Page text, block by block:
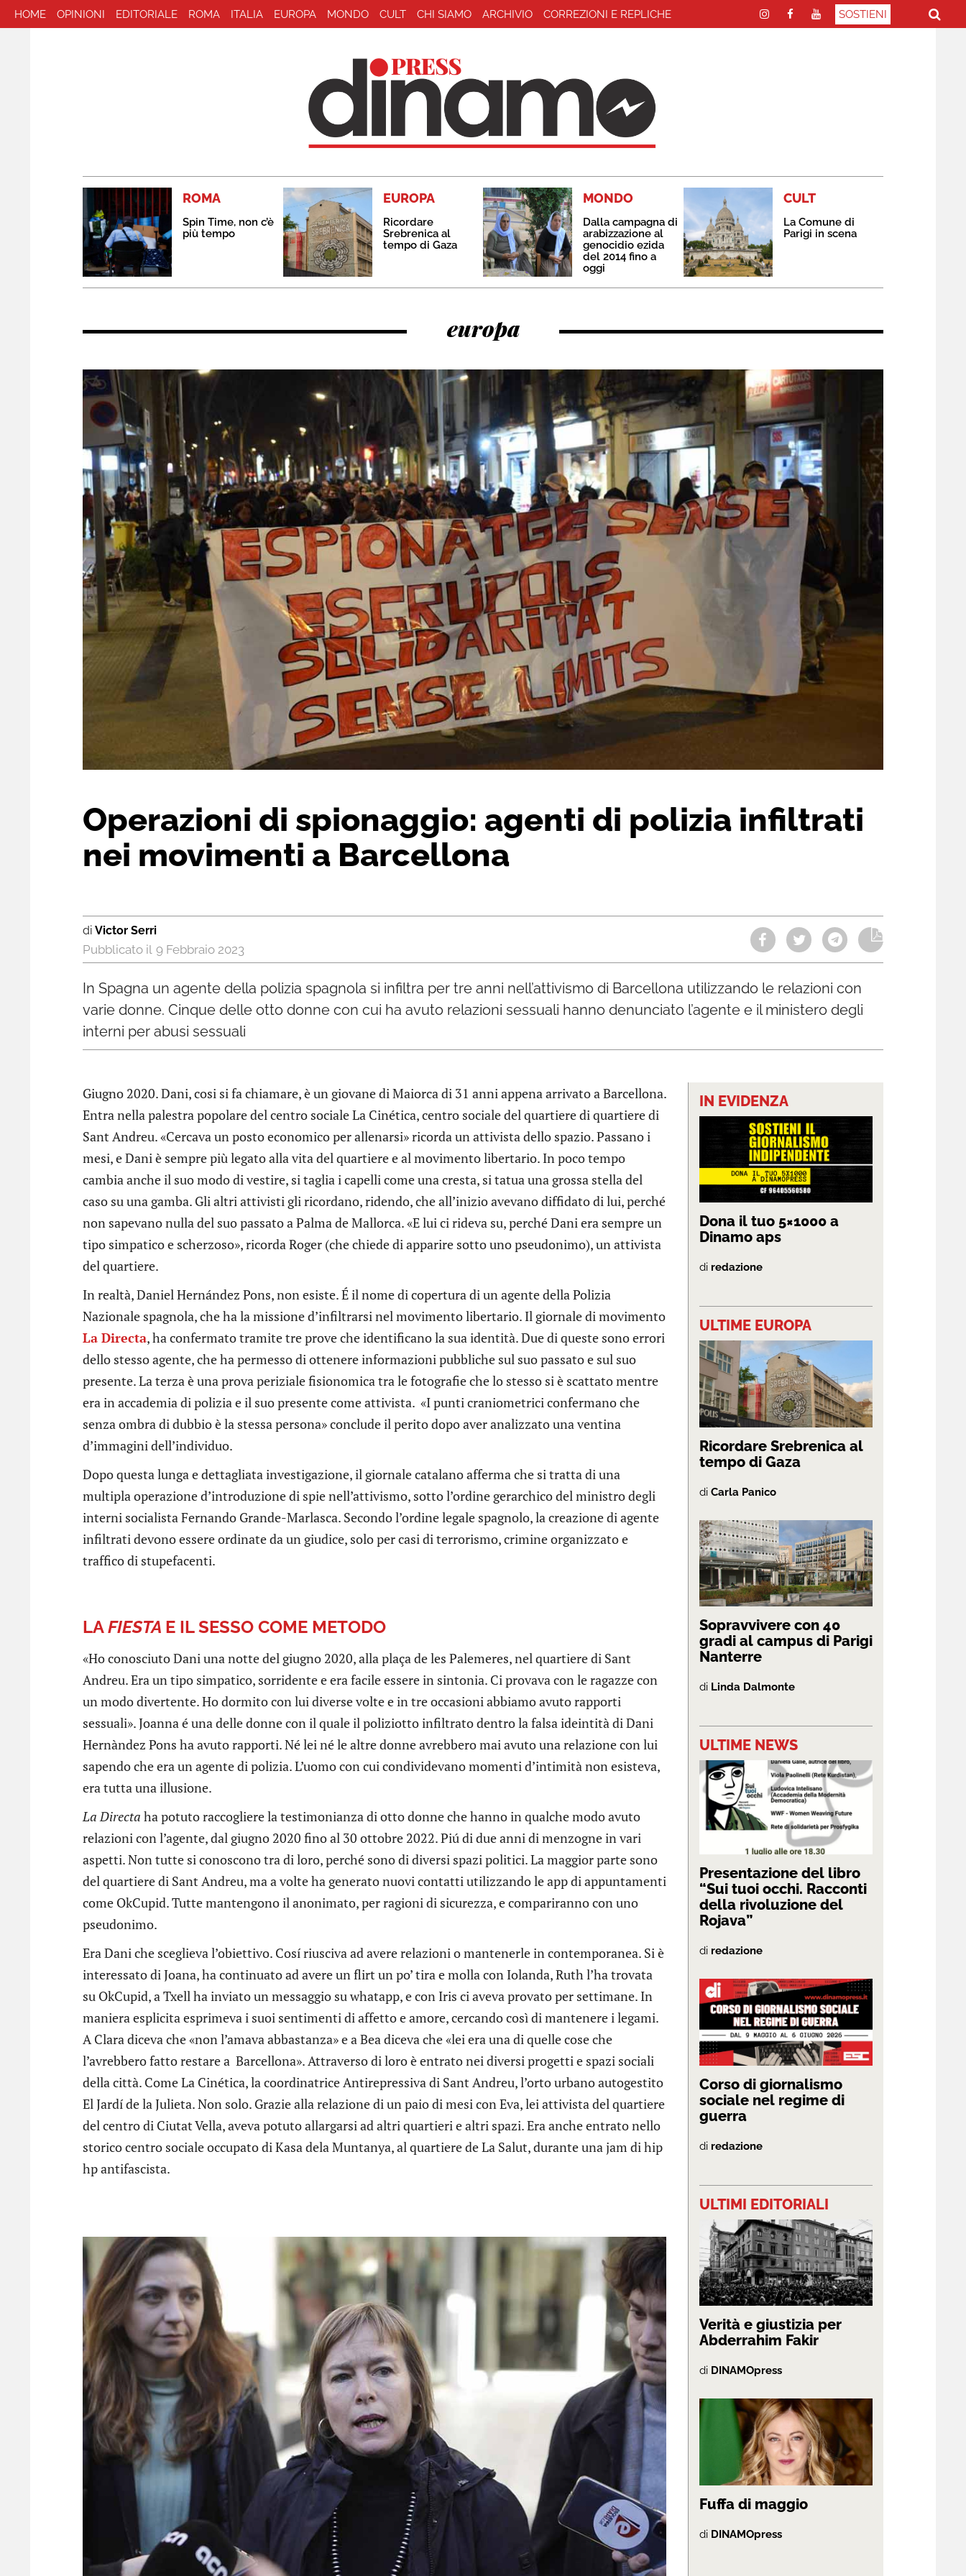
HOME OPINIONI EDITORIALE ROMA ITALIA EUROPA MONDO CULT CHI SIAMO ARCHIVIO CORREZIONI E REPLICHE SOSTIENI
ROMA
Spin Time, non c’è
più tempo
EUROPA
Ricordare
Srebrenica al
tempo di Gaza
MONDO
Dalla campagna di
arabizzazione al
genocidio ezida
del 2014 fino a
oggi
CULT
La Comune di
Parigi in scena
europa
Operazioni di spionaggio: agenti di polizia infiltrati
nei movimenti a Barcellona
di Victor Serri
9 Febbraio 2023
In Spagna un agente della polizia spagnola si infiltra per tre anni nell’attivismo di Barcellona utilizzando le relazioni con
varie donne. Cinque delle otto donne con cui ha avuto relazioni sessuali hanno denunciato l’agente e il ministero degli
interni per abusi sessuali
Giugno 2020. Dani, cosi si fa chiamare, è un giovane di Maiorca di 31 anni appena arrivato a Barcellona.
Entra nella palestra popolare del centro sociale La Cinética, centro sociale del quartiere di quartiere di
Sant Andreu. «Cercava un posto economico per allenarsi» ricorda un attivista dello spazio. Passano i
mesi, e Dani è sempre più legato alla vita del quartiere e al movimento libertario. In poco tempo
cambia anche il suo modo di vestire, si taglia i capelli come una cresta, si tatua una grossa stella del
caso su una gamba. Gli altri attivisti gli ricordano, ridendo, che all’inizio avevano diffidato di lui, perché
non sapevano nulla del suo passato a Palma de Mallorca. «E lui ci rideva su, perché Dani era sempre un
tipo simpatico e scherzoso», ricorda Roger (che chiede di apparire sotto uno pseudonimo), un attivista
del quartiere.
In realtà, Daniel Hernández Pons, non esiste. É il nome di copertura di un agente della Polizia
Nazionale spagnola, che ha la missione d’infiltrarsi nel movimento libertario. Il giornale di movimento
La Directa, ha confermato tramite tre prove che identificano la sua identità. Due di queste sono errori
dello stesso agente, che ha permesso di ottenere informazioni pubbliche sul suo passato e sul suo
presente. La terza è una prova periziale fisionomica tra le fotografie che lo stesso si è scattato mentre
era in accademia di polizia e il suo presente come attivista. «I punti craniometrici confermano che
senza ombra di dubbio è la stessa persona» conclude il perito dopo aver analizzato una ventina
d’immagini dell’individuo.
Dopo questa lunga e dettagliata investigazione, il giornale catalano afferma che si tratta di una
multipla operazione d’introduzione di spie nell’attivismo, sotto l’ordine gerarchico del ministro degli
interni socialista Fernando Grande-Marlasca. Secondo l’ordine legale spagnolo, la creazione di agente
infiltrati devono essere ordinate da un giudice, solo per casi di terrorismo, crimine organizzato e
traffico di stupefacenti.
LAFIESTA E IL SESSO COME METODO
«Ho conosciuto Dani una notte del giugno 2020, alla plaça de les Palemeres, nel quartiere di Sant
Andreu. Era un tipo simpatico, sorridente e era facile essere in sintonia. Ci provava con le ragazze con
un modo divertente. Ho dormito con lui diverse volte e in tre occasioni abbiamo avuto rapporti
sessuali». Joanna é una delle donne con il quale il poliziotto infiltrato dentro la falsa ideintità di Dani
Hernàndez Pons ha avuto rapporti. Né lei né le altre donne avrebbero mai avuto una relazione con lui
sapendo che era un agente di polizia. L’uomo con cui condividevano momenti d’intimità non esisteva,
era tutta una illusione.
La Directa ha potuto raccogliere la testimonianza di otto donne che hanno in qualche modo avuto
relazioni con l’agente, dal giugno 2020 fino al 30 ottobre 2022. Piú di due anni di menzogne in vari
aspetti. Non tutte si conoscono tra di loro, perché sono di diversi spazi politici. La maggior parte sono
del quartiere di Sant Andreu, ma a volte ha generato nuovi contatti utilizzando le app di appuntamenti
come OkCupid. Tutte mantengono il anonimato, per ragioni di sicurezza, e compariranno con uno
pseudonimo.
Era Dani che sceglieva l’obiettivo. Cosí riusciva ad avere relazioni o mantenerle in contemporanea. Si è
interessato di Joana, ha continuato ad avere un flirt un po’ tira e molla con Iolanda, Ruth l’ha trovata
su OkCupid, a Txell ha inviato un messaggio su whatapp, e con Iris ci aveva provato per settimane. In
maniera esplicita esprimeva i suoi sentimenti di affetto e amore, cercando così di mantenere i legami.
A Clara diceva che «non l’amava abbastanza» e a Bea diceva che «lei era una di quelle cose che
l’avrebbero fatto restare a Barcellona». Attraverso di loro è entrato nei diversi progetti e spazi sociali
della città. Come La Cinética, la coordinatrice Antirepressiva di Sant Andreu, l’orto urbano autogestito
El Jardí de la Julieta. Non solo. Grazie alla relazione di un paio di mesi con Eva, lei attivista del quartiere
del centro di Ciutat Vella, aveva potuto allargarsi ad altri quartieri e altri spazi. Era anche entrato nello
storico centro sociale occupato di Kasa dela Muntanya, al quartiere de La Salut, durante una jam di hip
hp antifascista.
IN EVIDENZA
Dona il tuo 5×1000 a
Dinamo aps
di redazione
ULTIME EUROPA
Ricordare Srebrenica al
tempo di Gaza
di Carla Panico
Sopravvivere con 40
gradi al campus di Parigi
Nanterre
di Linda Dalmonte
ULTIME NEWS
Presentazione del libro
“Sui tuoi occhi. Racconti
della rivoluzione del
Rojava”
di redazione
Corso di giornalismo
sociale nel regime di
guerra
di redazione
ULTIMI EDITORIALI
Verità e giustizia per
Abderrahim Fakir
di DINAMOpress
Fuffa di maggio
di DINAMOpress